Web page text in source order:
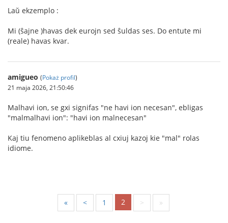
Laŭ ekzemplo :
Mi (ŝajne )havas dek eurojn sed ŝuldas ses. Do entute mi
(reale) havas kvar.
amigueo (Pokaż profil)
21 maja 2026, 21:50:46
Malhavi ion, se gxi signifas "ne havi ion necesan", ebligas
"malmalhavi ion": "havi ion malnecesan"
Kaj tiu fenomeno aplikeblas al cxiuj kazoj kie "mal" rolas
idiome.
« < 1 2 > »